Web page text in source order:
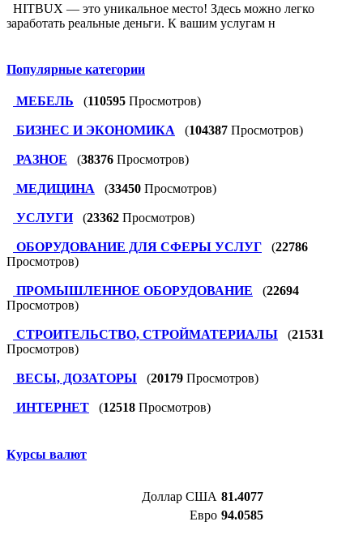
HITBUX — это уникальное место! Здесь можно легко
заработать реальные деньги. К вашим услугам н
Популярные категории
МЕБЕЛЬ (110595 Просмотров)
БИЗНЕС И ЭКОНОМИКА (104387 Просмотров)
РАЗНОЕ (38376 Просмотров)
МЕДИЦИНА (33450 Просмотров)
УСЛУГИ (23362 Просмотров)
ОБОРУДОВАНИЕ ДЛЯ СФЕРЫ УСЛУГ (22786
Просмотров)
ПРОМЫШЛЕННОЕ ОБОРУДОВАНИЕ (22694
Просмотров)
СТРОИТЕЛЬСТВО, СТРОЙМАТЕРИАЛЫ (21531
Просмотров)
ВЕСЫ, ДОЗАТОРЫ (20179 Просмотров)
ИНТЕРНЕТ (12518 Просмотров)
Курсы валют
Доллар США 81.4077
Евро 94.0585